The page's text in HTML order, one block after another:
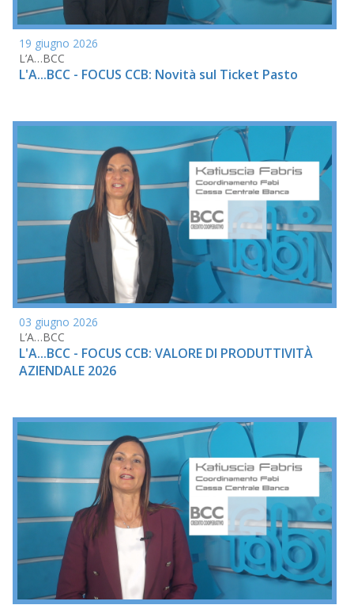
19 giugno 2026
L’A…BCC
L'A...BCC - FOCUS CCB: Novità sul Ticket Pasto
03 giugno 2026
L’A…BCC
L'A...BCC - FOCUS CCB: VALORE DI PRODUTTIVITÀ
AZIENDALE 2026